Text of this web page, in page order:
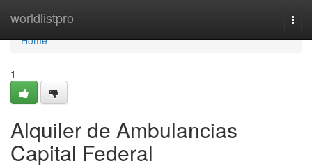
worldlistpro
Home
Home
1
Alquiler de Ambulancias
Capital Federal